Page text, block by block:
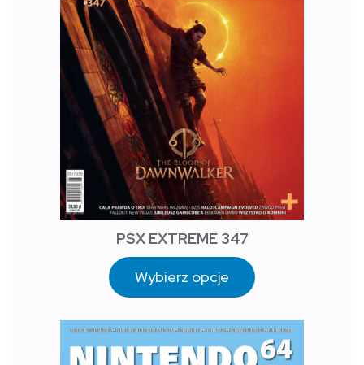
PSX EXTREME 347
Wybierz opcje